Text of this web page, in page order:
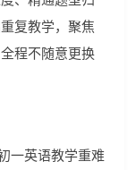
复教学，聚焦
程不随意更换
一英语教学重难